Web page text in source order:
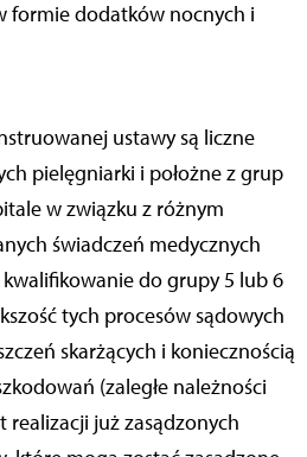
formie dodatków nocnych i
ustawy są liczne
pielęgniarki i położne z grup
w związku z różnym
świadczeń medycznych
do grupy 5 lub 6
tych procesów sądowych
skarżących i koniecznością
(zaległe należności
realizacji już zasądzonych